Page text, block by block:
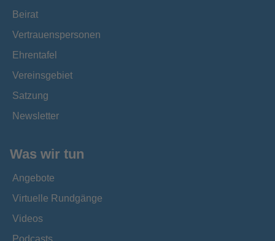
Beirat
Vertrauenspersonen
Ehrentafel
Vereinsgebiet
Satzung
Newsletter
Was wir tun
Angebote
Virtuelle Rundgänge
Videos
Podcasts